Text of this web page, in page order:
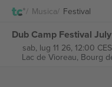
Musica Festival
Dub Camp Festival
sab, lug 11 26, 12:00
Lac de Vioreau, Bourg